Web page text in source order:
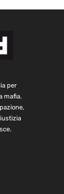
per
mafia.